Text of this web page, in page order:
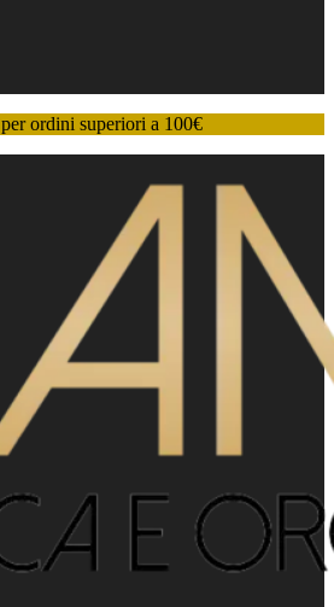
per ordini superiori a 100€